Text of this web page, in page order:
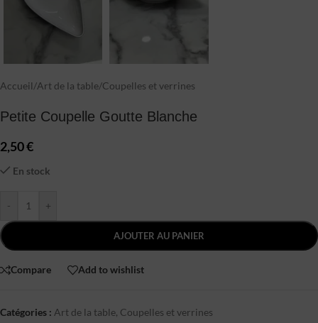
Accueil/Art de la table/Coupelles et verrines
Petite Coupelle Goutte Blanche
2,50€
En stock
- +
AJOUTER AU PANIER
Compare Add to wishlist
Catégories : Art de la table, Coupelles et verrines